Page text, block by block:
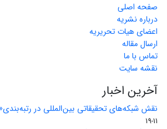
صفحه اصلی
درباره نشریه
اعضای هیات تحریریه
ارسال مقاله
تماس با ما
نقشه سایت
آخرین اخبار
نقش شبکه‌های تحقیقاتی بین‌المللی در
11-19